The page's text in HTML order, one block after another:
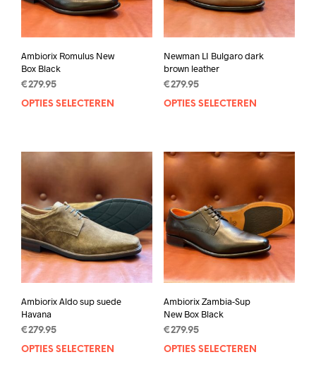
Ambiorix Romulus New
Box Black
€279.95
OPTIES SELECTEREN
Dit
meerdere
variaties.
Deze
optie
kan
gekozen
worden
op
de
productpagina
Newman LI Bulgaro dark
brown leather
€279.95
OPTIES SELECTEREN
Ambiorix Aldo sup suede
Havana
€279.95
OPTIES SELECTEREN
Dit
Ambiorix Zambia-Sup
New Box Black
€279.95
OPTIES SELECTEREN